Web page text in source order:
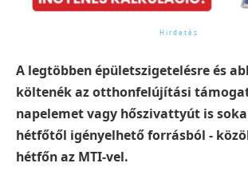
A legtöbben épületszigetelésre és
költenék az otthonfelújítási
napelemet vagy hőszivattyút is
hétfőtől igényelhető forrásból -
hétfőn az MTI-vel.